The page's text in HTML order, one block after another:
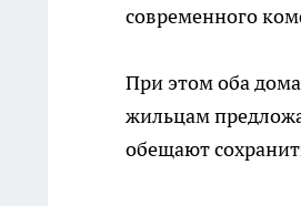
современного
При этом оба
жильцам
обещают